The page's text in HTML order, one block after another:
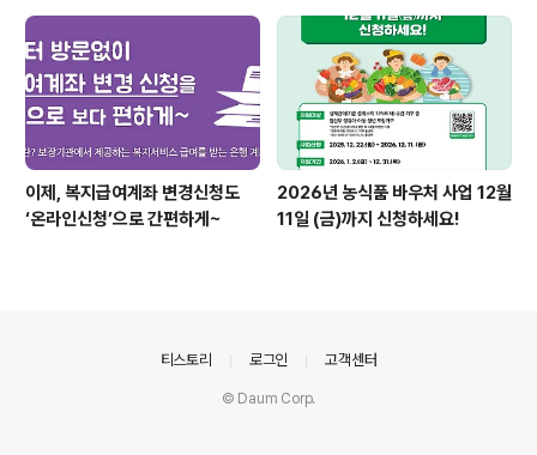
이제, 복지급여계좌 변경신청도
‘온라인신청’으로 간편하게~
2026년 농식품 바우처 사업 12월
11일 (금)까지 신청하세요!
티스토리 로그인 고객센터
© Daum Corp.